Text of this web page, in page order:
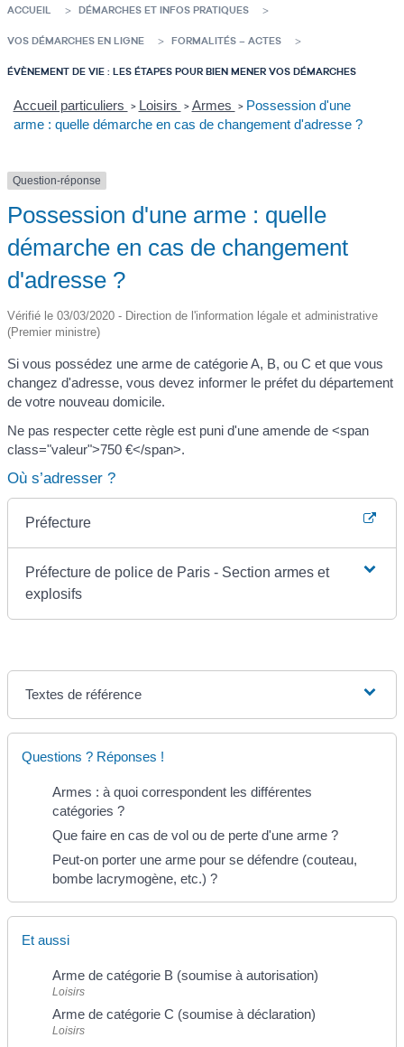
ACCUEIL DÉMARCHES ET INFOS PRATIQUES
VOS DÉMARCHES EN LIGNE FORMALITÉS – ACTES
ÉVÈNEMENT DE VIE : LES ÉTAPES POUR BIEN MENER VOS DÉMARCHES
Accueil particuliers > Loisirs > Armes > Possession d'une
arme : quelle démarche en cas de changement d'adresse ?
Question-réponse
Possession d'une arme : quelle
démarche en cas de changement
d'adresse ?
Vérifié le 03/03/2020 - Direction de l'information légale et administrative
(Premier ministre)
Si vous possédez une arme de catégorie A, B, ou C et que vous
changez d'adresse, vous devez informer le préfet du département
de votre nouveau domicile.
Ne pas respecter cette règle est puni d'une amende de <span
class="valeur">750 €</span>.
Où s’adresser ?
Préfecture
Préfecture de police de Paris - Section armes et
explosifs
Textes de référence
Questions ? Réponses !
Armes : à quoi correspondent les différentes
catégories ?
Que faire en cas de vol ou de perte d'une arme ?
Peut-on porter une arme pour se défendre (couteau,
bombe lacrymogène, etc.) ?
Et aussi
Arme de catégorie B (soumise à autorisation)
Loisirs
Arme de catégorie C (soumise à déclaration)
Loisirs